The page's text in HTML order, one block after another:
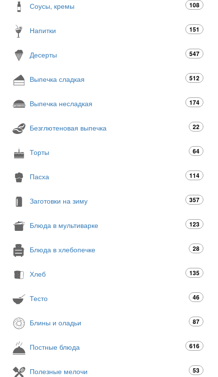
Соусы, кремы 108
Напитки 151
Десерты 547
Выпечка сладкая 512
Выпечка несладкая 174
Безглютеновая выпечка 22
Торты 64
Пасха 114
Заготовки на зиму 357
Блюда в мультиварке 123
Блюда в хлебопечке 28
Хлеб 135
Тесто 46
Блины и оладьи 87
Постные блюда 616
Полезные мелочи 53